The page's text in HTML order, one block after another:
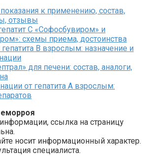
к применению, состав,
отзывы
C «Софосбувиром» и
схемы приема, достоинства
В взрослым: назначение и
для печени: состав, аналоги,
от гепатита А взрослым:
ссылка на страницу
носит информационный характер.
специалиста.